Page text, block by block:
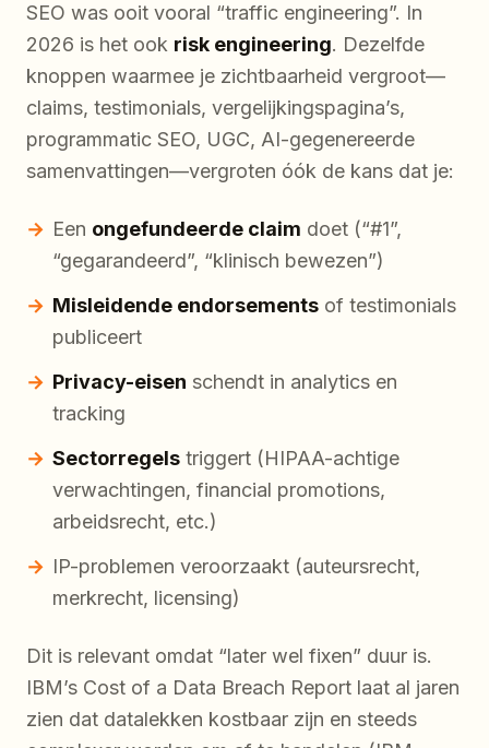
SEO was ooit vooral “traffic engineering”. In
2026 is het ook risk engineering. Dezelfde
knoppen waarmee je zichtbaarheid vergroot—
claims, testimonials, vergelijkingspagina’s,
programmatic SEO, UGC, AI-gegenereerde
samenvattingen—vergroten óók de kans dat je:
Een ongefundeerde claim doet (“#1”,
“gegarandeerd”, “klinisch bewezen”)
Misleidende endorsements of testimonials
publiceert
Privacy-eisen schendt in analytics en
tracking
Sectorregels triggert (HIPAA-achtige
verwachtingen, financial promotions,
arbeidsrecht, etc.)
IP-problemen veroorzaakt (auteursrecht,
merkrecht, licensing)
Dit is relevant omdat “later wel fixen” duur is.
IBM’s Cost of a Data Breach Report laat al jaren
zien dat datalekken kostbaar zijn en steeds